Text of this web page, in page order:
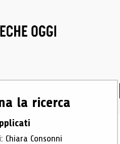
la ricerca
Chiara Consonni